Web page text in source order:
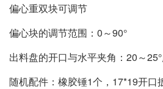
偏心重双块可调节
偏心块的调节范围：0～90°
出料盘的开口与水平夹角：20～
随机配件：橡胶锤1个，17*19开口